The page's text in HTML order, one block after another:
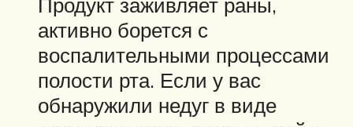
Продукт заживляет раны,
активно борется с
воспалительными процессами
полости рта. Если у вас
обнаружили недуг в виде